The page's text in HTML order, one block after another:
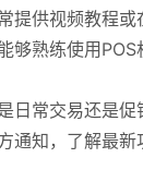
提供视频教程
熟练使用POS
日常交易还是
通知，了解最